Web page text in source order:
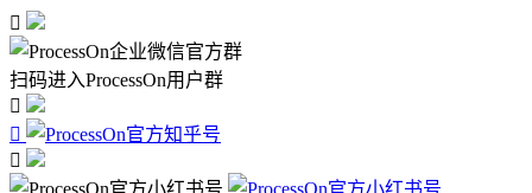

扫码进入ProcessOn用户群


